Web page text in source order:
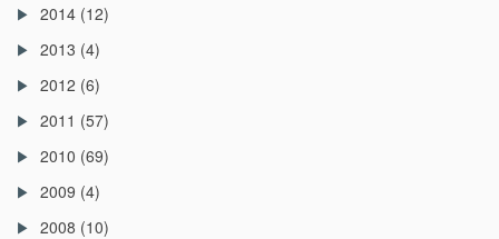
2014 (12)
2013 (4)
2012 (6)
2011 (57)
2010 (69)
2009 (4)
2008 (10)